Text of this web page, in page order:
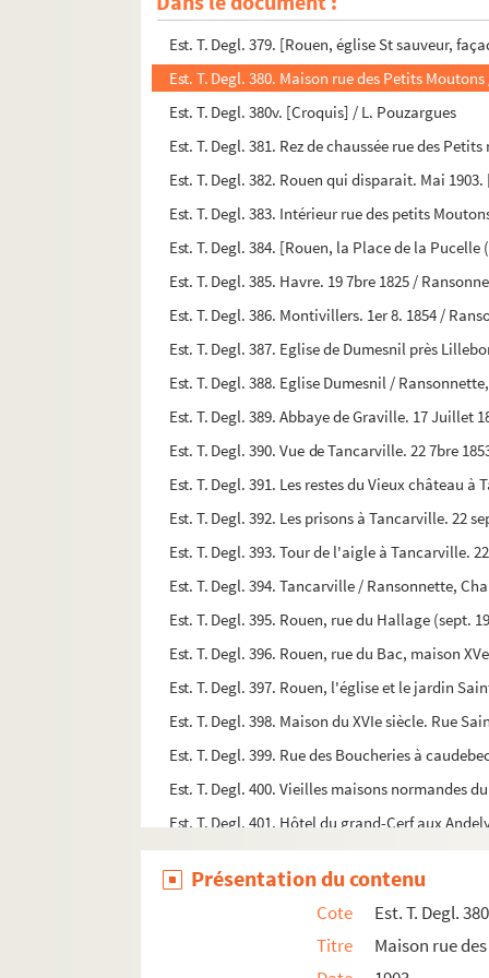
Est. T. Degl. 378. [Église Saint-Sauveur à
Est. T. Degl. 379. [Rouen, église St sauveur,
Est. T. Degl. 380. Maison rue des Petits
Est. T. Degl. 380v. [Croquis] / L. Pouzargues
Est. T. Degl. 381. Rez de chaussée rue des
Est. T. Degl. 382. Rouen qui disparait. Mai
Est. T. Degl. 383. Intérieur rue des petits
Est. T. Degl. 384. [Rouen, la Place de la
Est. T. Degl. 385. Havre. 19 7bre 1825 /
Est. T. Degl. 386. Montivillers. 1er 8. 1854 /
Est. T. Degl. 387. Eglise de Dumesnil près
Est. T. Degl. 388. Eglise Dumesnil /
Est. T. Degl. 389. Abbaye de Graville. 17 Juillet
Est. T. Degl. 390. Vue de Tancarville. 22 7bre
Est. T. Degl. 391. Les restes du Vieux château
Est. T. Degl. 392. Les prisons à Tancarville. 22
Est. T. Degl. 393. Tour de l'aigle à Tancarville.
Est. T. Degl. 394. Tancarville / Ransonnette,
Est. T. Degl. 395. Rouen, rue du Hallage (sept.
Est. T. Degl. 396. Rouen, rue du Bac, maison
Est. T. Degl. 397. Rouen, l'église et le jardin
Est. T. Degl. 398. Maison du XVIe siècle. Rue
Est. T. Degl. 399. Rue des Boucheries à
Est. T. Degl. 400. Vieilles maisons normandes
Est. T. Degl. 401. Hôtel du grand-Cerf aux
Est. T. Degl. 402. Petit-Andely (Eglise St
Est. T. Degl. 403. Porte de l'Eau à Vernon
Est. T. Degl. 404. Rue de Maillots Sarrazin;
Est. T. Degl. 405. Caudebec. Le 13 octobre
Présentation du contenu
Cote
Est. T. Degl. 380
Titre
Maison rue